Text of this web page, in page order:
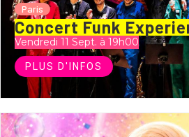
Paris
Concert Funk
Vendredi 11 Sept. à 19h00
PLUS D'INFOS